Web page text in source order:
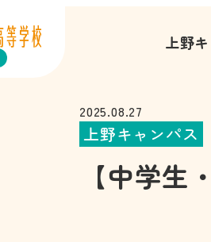
上野
【中学
2025.08.27
上野キャンパス